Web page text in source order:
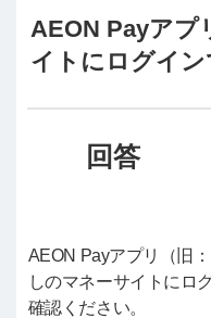
AEON Payアプ
イトにログイン
AEON Payアプリ（旧
しのマネーサイトにロ
確認ください。